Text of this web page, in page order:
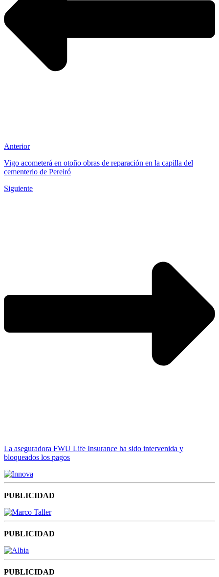
Anterior
Vigo acometerá en otoño obras de reparación en la capilla del
cementerio de Pereiró
Siguiente
La aseguradora FWU Life Insurance ha sido intervenida y
bloqueados los pagos
PUBLICIDAD
PUBLICIDAD
PUBLICIDAD